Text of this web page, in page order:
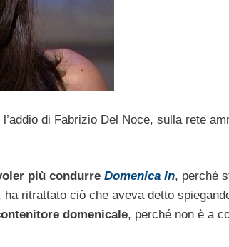
l’addio di Fabrizio Del Noce, sulla rete
più condurre Domenica In, perché
ritrattato ciò che aveva detto
domenicale, perché non è a